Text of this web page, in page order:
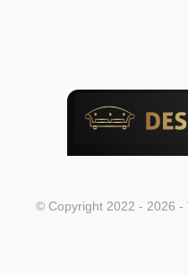
© Copyright 2022 - 2026 -